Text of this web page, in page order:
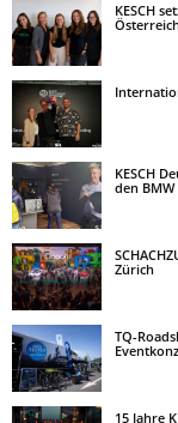
KESCH
KESCH
den
Zürich
TQ-
15 Jahre